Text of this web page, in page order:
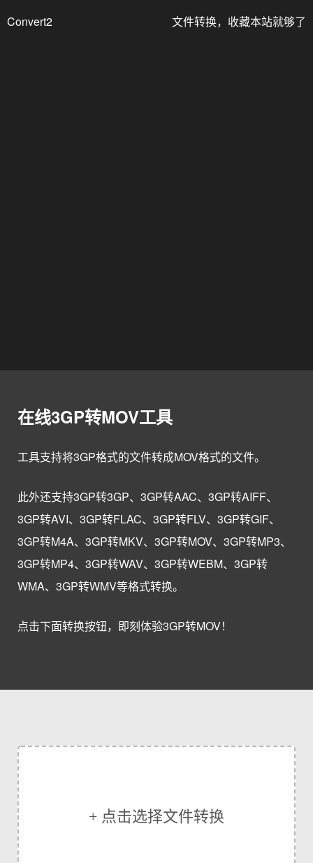
Convert2 文件转换，收藏本站就够了
在线3GP转MOV工具
工具支持将3GP格式的文件转成MOV格式的文件。
此外还支持3GP转3GP、3GP转AAC、3GP转AIFF、
3GP转AVI、3GP转FLAC、3GP转FLV、3GP转GIF、
3GP转M4A、3GP转MKV、3GP转MOV、3GP转MP3、
3GP转MP4、3GP转WAV、3GP转WEBM、3GP转
WMA、3GP转WMV等格式转换。
点击下面转换按钮，即刻体验3GP转MOV！
+ 点击选择文件转换